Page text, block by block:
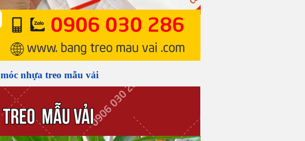
móc nhựa treo mẫu vải